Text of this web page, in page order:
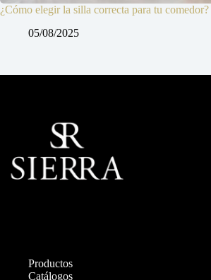
¿Cómo elegir la silla correcta para tu comedor?
05/08/2025
Productos
Catálogos